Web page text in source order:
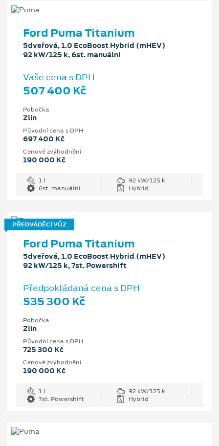
Ford Puma Titanium
5dveřová, 1.0 EcoBoost Hybrid (mHEV)
92 kW/125 k, 6st. manuální
Vaše cena s DPH
507 400 Kč
Pobočka
Zlín
Původní cena s DPH
697 400 Kč
Cenové zvýhodnění
190 000 Kč
1 l
92 kW/125 k
6st. manuální
Hybrid
PŘEDVÁDĚCÍ VŮZ
Ford Puma Titanium
5dveřová, 1.0 EcoBoost Hybrid (mHEV)
92 kW/125 k, 7st. Powershift
Předpokládaná cena s DPH
535 300 Kč
Pobočka
Zlín
Původní cena s DPH
725 300 Kč
Cenové zvýhodnění
190 000 Kč
1 l
92 kW/125 k
7st. Powershift
Hybrid